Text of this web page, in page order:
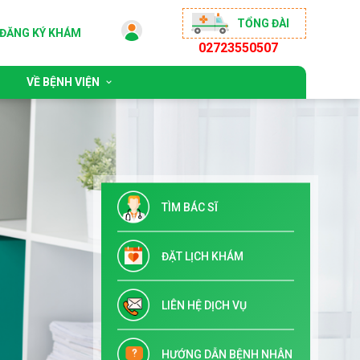
ĐĂNG KÝ KHÁM
TỔNG ĐÀI
02723550507
VỀ BỆNH VIỆN
Đội ngũ bác sĩ
Chỉ đạo tuyến & Đào tạo
Danh mục dịch vụ kỹ thuật
Tuyển dụng
TÌM BÁC SĨ
ĐẶT LỊCH KHÁM
LIÊN HỆ DỊCH VỤ
HƯỚNG DẪN BỆNH NHÂN